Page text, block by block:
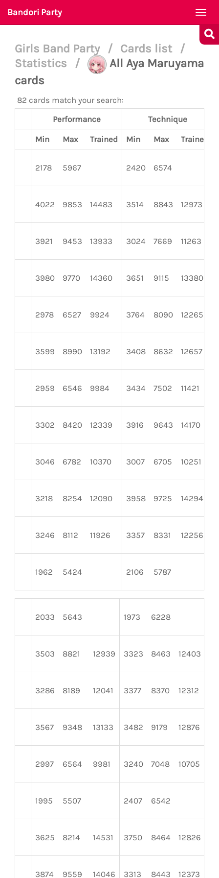
Bandori Party
Girls Band Party / Cards list
/
Statistics
/
All Aya Maruyama
cards
82 cards match your search:
Performance
Technique
Min Max Trained Min Max Trained
2178 5967 2420 6574
4022 9853 14483 3514 8843 12973
3921 9453 13933 3024 7669 11263
3980 9770 14360 3651 9115 13380
2978 6527 9924 3764 8090 12265
3599 8990 13192 3408 8632 12657
2959 6546 9984 3434 7502 11421
3302 8420 12339 3916 9643 14170
3046 6782 10370 3007 6705 10251
3218 8254 12090 3958 9725 14294
3246 8112 11926 3357 8331 12256
1962 5424 2106 5787
2033 5643 1973 6228
3503 8821 12939 3323 8463 12403
3286 8189 12041 3377 8370 12312
3567 9348 13133 3482 9179 12876
2997 6564 9981 3240 7048 10705
1995 5507 2407 6542
3625 8214 14531 3750 8464 12826
3874 9559 14046 3313 8443 12373